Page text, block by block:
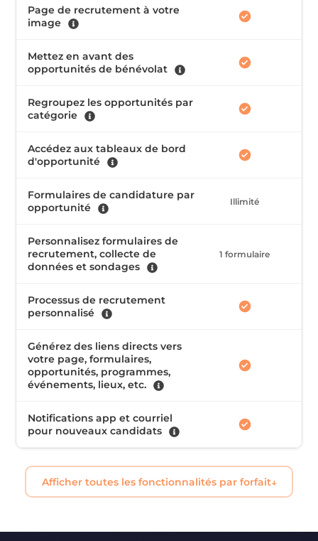
Page de recrutement à votre
image
Mettez en avant des
opportunités de bénévolat
Regroupez les opportunités par
catégorie
Accédez aux tableaux de bord
d'opportunité
Formulaires de candidature par
opportunité
Illimité
Personnalisez formulaires de
recrutement, collecte de
données et sondages
1 formulaire
Processus de recrutement
personnalisé
Générez des liens directs vers
votre page, formulaires,
opportunités, programmes,
événements, lieux, etc.
Notifications app et courriel
pour nouveaux candidats
Afficher toutes les fonctionnalités par forfait